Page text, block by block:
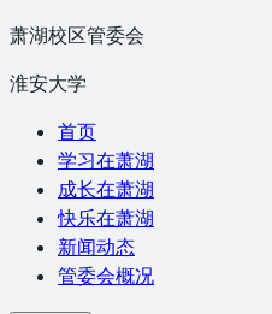
萧湖校区管委会
淮安大学
首页
学习在萧湖
成长在萧湖
快乐在萧湖
新闻动态
管委会概况